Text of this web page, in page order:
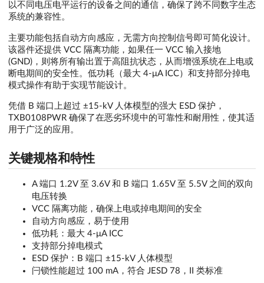
以不同电压电平运行的设备之间的通信，确保了跨不同数字生态
系统的兼容性。
主要功能包括自动方向感应，无需方向控制信号即可简化设计。
该器件还提供 VCC 隔离功能，如果任一 VCC 输入接地
(GND)，则将所有输出置于高阻抗状态，从而增强系统在上电或
断电期间的安全性。低功耗（最大 4-μA ICC）和支持部分掉电
模式操作有助于实现节能设计。
凭借 B 端口上超过 ±15-kV 人体模型的强大 ESD 保护，
TXB0108PWR 确保了在恶劣环境中的可靠性和耐用性，使其适
用于广泛的应用。
关键规格和特性
A 端口 1.2V 至 3.6V 和 B 端口 1.65V 至 5.5V 之间的双向
电压转换
VCC 隔离功能，确保上电或掉电期间的安全
自动方向感应，易于使用
低功耗：最大 4-μA ICC
支持部分掉电模式
ESD 保护：B 端口 ±15-kV 人体模型
闩锁性能超过 100 mA，符合 JESD 78，II 类标准